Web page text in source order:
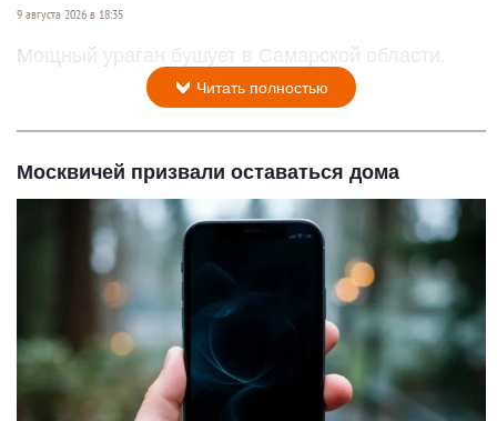
9 августа 2026 в 18:35
Мощный ураган бушует в Самарской области.
Читать полностью
Москвичей призвали оставаться дома